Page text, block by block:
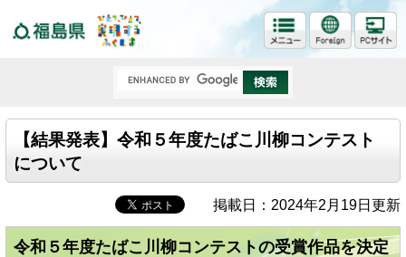
【結果発表】令和５年度たばこ川柳コンテスト
について
掲載日：2024年2月19日更新
令和５年度たばこ川柳コンテストの受賞作品を決定